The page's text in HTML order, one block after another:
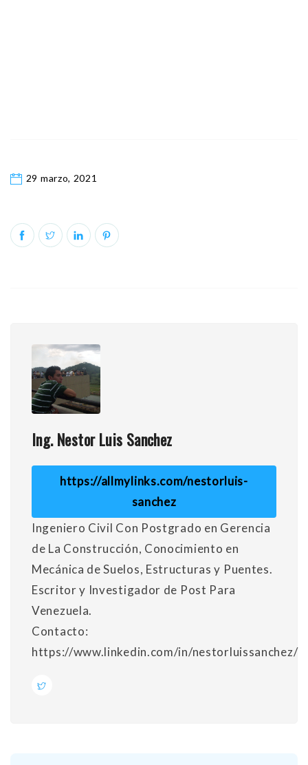
29 marzo, 2021
Ing. Nestor Luis Sanchez
https://allmylinks.com/nestorluis-
sanchez
Ingeniero Civil Con Postgrado en Gerencia
de La Construcción, Conocimiento en
Mecánica de Suelos, Estructuras y Puentes.
Escritor y Investigador de Post Para
Venezuela.
Contacto:
https://www.linkedin.com/in/nestorluissanchez/